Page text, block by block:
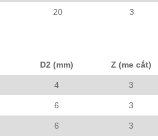
20 3
D2 (mm) Z (me cắt)
4 3
6 3
6 3